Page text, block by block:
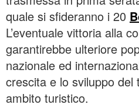
quale si sfideranno i 20
L’eventuale vittoria alla
garantirebbe ulteriore
nazionale ed
crescita e lo sviluppo del
ambito turistico.